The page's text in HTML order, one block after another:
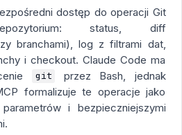
dostęp do operacji Git
status, diff
branchami), log z filtrami dat,
i checkout. Claude Code ma
git
przez Bash, jednak
formalizuje te operacje jako
i bezpieczniejszymi